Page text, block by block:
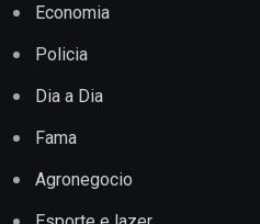
Economia
Policia
Dia a Dia
Fama
Agronegocio